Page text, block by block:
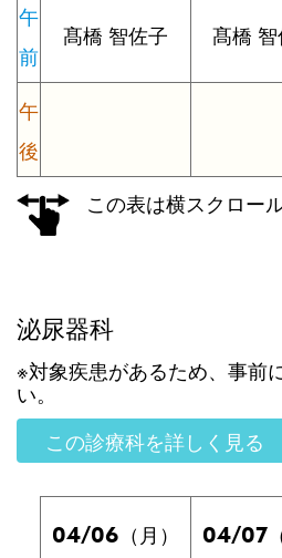
午
前
髙橋 智佐子 髙橋
午
後
この表は横スクロー
泌尿器科
※対象疾患があるため、事前
い。
この診療科を詳しく見る
04/06 （月） 04/07